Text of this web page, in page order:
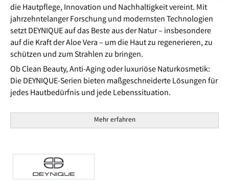
die Hautpflege, Innovation und Nachhaltigkeit vereint. Mit
jahrzehntelanger Forschung und modernsten Technologien
setzt DEYNIQUE auf das Beste aus der Natur – insbesondere
auf die Kraft der Aloe Vera – um die Haut zu regenerieren, zu
schützen und zum Strahlen zu bringen.
Ob Clean Beauty, Anti-Aging oder luxuriöse Naturkosmetik:
Die DEYNIQUE-Serien bieten maßgeschneiderte Lösungen für
jedes Hautbedürfnis und jede Lebenssituation.
Mehr erfahren